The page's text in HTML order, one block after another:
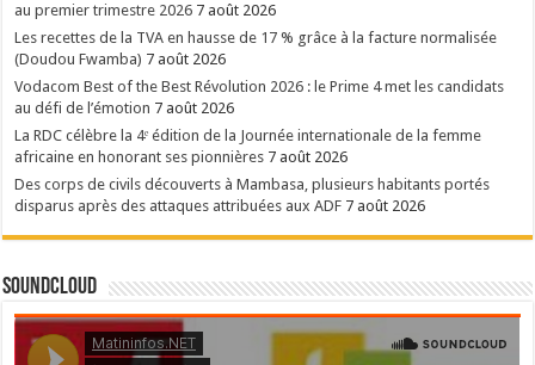
au premier trimestre 2026 7 août 2026
Les recettes de la TVA en hausse de 17 % grâce à la facture normalisée
(Doudou Fwamba) 7 août 2026
Vodacom Best of the Best Révolution 2026 : le Prime 4 met les candidats
au défi de l’émotion 7 août 2026
La RDC célèbre la 4ᵉ édition de la Journée internationale de la femme
africaine en honorant ses pionnières 7 août 2026
Des corps de civils découverts à Mambasa, plusieurs habitants portés
disparus après des attaques attribuées aux ADF 7 août 2026
SoundCloud